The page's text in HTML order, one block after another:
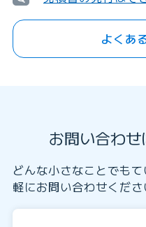
よくあ
お問い合わ
どんな小さなことでも
軽にお問い合わせくださ